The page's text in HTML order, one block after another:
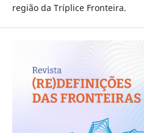
região da Tríplice Fronteira.